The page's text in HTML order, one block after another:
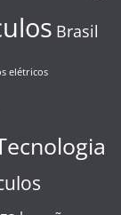
Brasil
elétricos